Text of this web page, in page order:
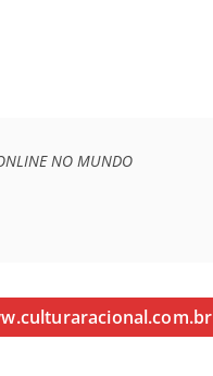
NO MUNDO